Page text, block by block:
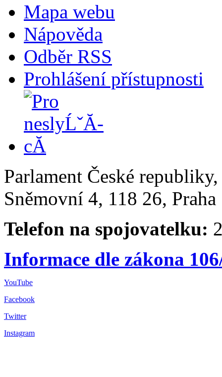
Mapa webu
Nápověda
Odběr RSS
Prohlášení přístupnosti
Parlament České
Sněmovní 4, 118 26,
Telefon na spojovatelku:
Informace dle zákona
YouTube
Facebook
Twitter
Instagram